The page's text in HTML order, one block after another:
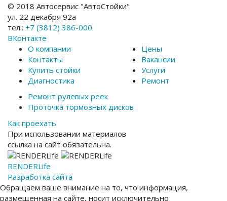
© 2018 Автосервис "АвтоСтойки"
ул. 22 декабря 92а
тел.: +7 (3812) 386-000
ВКонтакте
О компании
Контакты
Купить стойки
Диагностика
Цены
Вакансии
Услуги
Ремонт
Ремонт рулевых реек
Проточка тормозных дисков
Как проехать
При использовании материалов
ссылка на сайт обязательна.
RENDERLife
Разработка сайта
Обращаем ваше внимание на то, что информация,
размещенная на сайте, носит исключительно